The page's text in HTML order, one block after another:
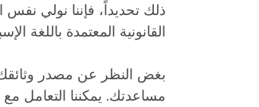
ذلك تحديداً، فإننا نولي نفس
القانونية المعتمدة باللغة
بغض النظر عن مصدر وثائقك
مساعدتك. يمكننا التعامل مع